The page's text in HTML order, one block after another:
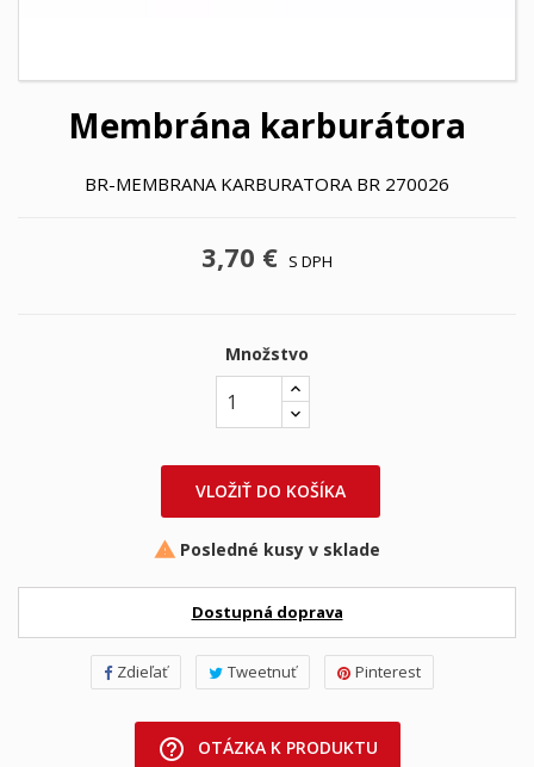
Membrána karburátora
BR-MEMBRANA KARBURATORA BR 270026
3,70 € S DPH
Množstvo
VLOŽIŤ DO KOŠÍKA
 Posledné kusy v sklade
Dostupná doprava
Zdieľať Tweetnuť Pinterest
help_outline OTÁZKA K PRODUKTU